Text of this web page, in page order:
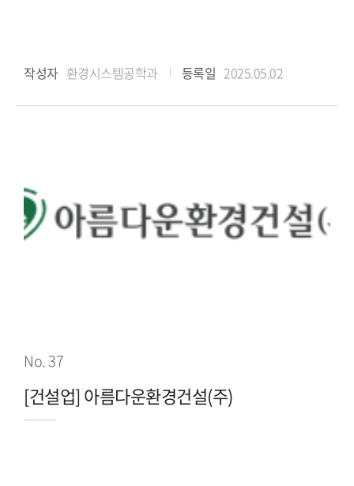
작성자 환경시스템공학과 등록일 2025.05.02
No. 37
[건설업] 아름다운환경건설(주)